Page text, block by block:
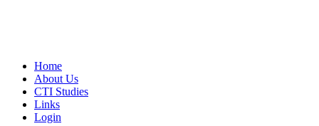
Home
About Us
CTI Studies
Links
Login